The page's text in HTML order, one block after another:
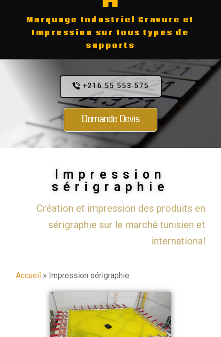
Marquage Industriel Gravure et
Impression sur tous types de
supports
+216 55 553 575
Demande Devis
Impression
sérigraphie
Création et impression des produits en
sérigraphie sur le marché tunisien et
international
Accueil » Impression sérigraphie